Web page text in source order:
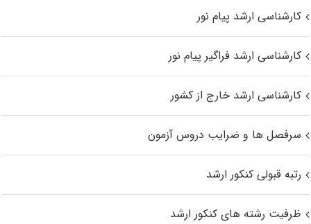
کارشناسی ارشد پیام نور
کارشناسی ارشد فراگیر پیام نور
کارشناسی ارشد خارج از کشور
سرفصل ها و ضرایب دروس آزمون
رتبه قبولی کنکور ارشد
ظرفیت رشته های کنکور ارشد